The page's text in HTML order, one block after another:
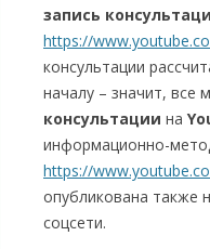
запись
https://
консультации
началу – значит, все
консультации на
информационно-
https://
опубликована также
соцсети.